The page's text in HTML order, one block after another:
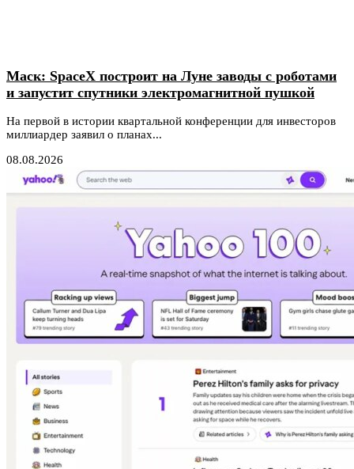
Маск: SpaceX построит на Луне заводы с роботами
и запустит спутники электромагнитной пушкой
На первой в истории квартальной конференции для инвесторов
миллиардер заявил о планах...
08.08.2026